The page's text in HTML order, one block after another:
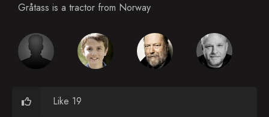
Gråtass is a tractor from Norway
Like 19